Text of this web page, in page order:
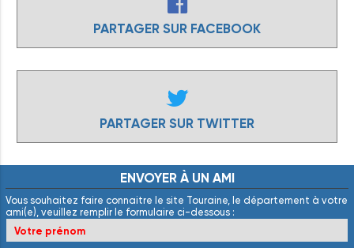
PARTAGER SUR FACEBOOK
PARTAGER SUR TWITTER
ENVOYER À UN AMI
Vous souhaitez faire connaitre le site Touraine, le département à votre
ami(e), veuillez remplir le formulaire ci-dessous :